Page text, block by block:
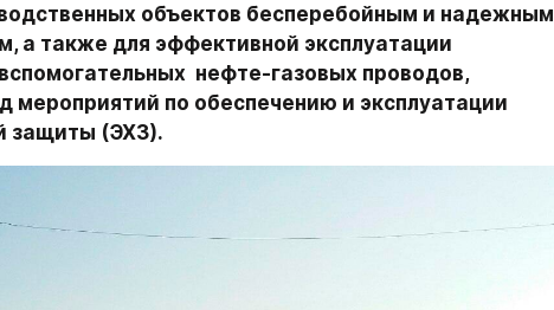
объектов бесперебойным и надежным
а также для эффективной эксплуатации
нефте-газовых проводов,
мероприятий по обеспечению и эксплуатации
защиты (ЭХЗ).